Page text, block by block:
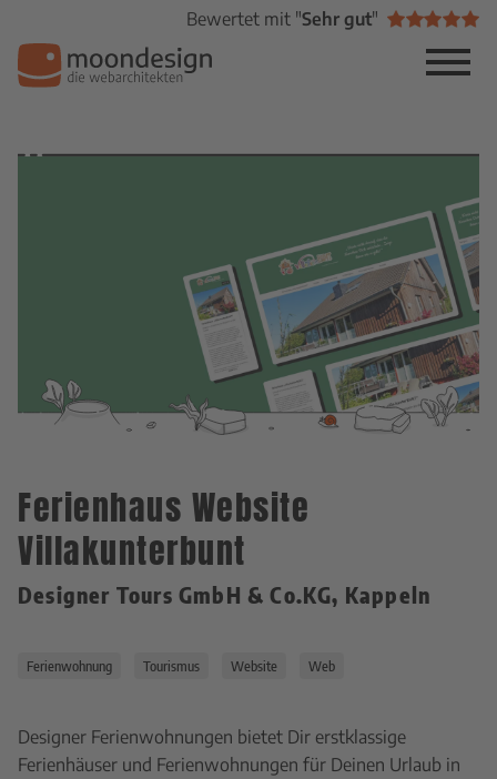
Bewertet mit "Sehr gut"
Ferienhaus Website
Villakunterbunt
Designer Tours GmbH & Co.KG, Kappeln
Ferienwohnung Tourismus Website Web
Designer Ferienwohnungen bietet Dir erstklassige
Ferienhäuser und Ferienwohnungen für Deinen Urlaub in